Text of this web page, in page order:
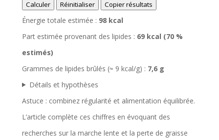
Calculer Réinitialiser Copier résultats
R
é
s
u
m
é
d
e
Énergie totale estimée : 98 kcal
Part estimée provenant des lipides : 69 kcal (70 %
estimés)
Grammes de lipides brûlés (≈ 9 kcal/g) : 7,6 g
Détails et hypothèses
Astuce : combinez régularité et alimentation équilibrée.
L’article complète ces chiffres en évoquant des
recherches sur la marche lente et la perte de graisse